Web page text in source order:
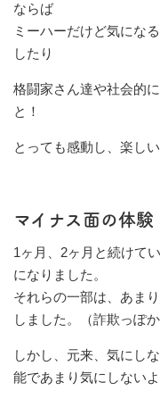
ならば
ミーハーだけど気にな
したり
格闘家さん達や社会的
と！
とっても感動し、楽し
マイナス面の体験
1ヶ月、2ヶ月と続けて
になりました。
それらの一部は、あま
しました。（詐欺っぽか
しかし、元来、気にし
能であまり気にしない